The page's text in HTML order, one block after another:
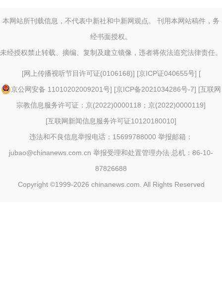
本网站所刊载信息，不代表中新社和中新网观点。 刊用本网站稿件，务
经书面授权。
未经授权禁止转载、摘编、复制及建立镜像，违者将依法追究法律责任。
[网上传播视听节目许可证(0106168)] [京ICP证040655号] [
京公网安备 11010202009201号] [京ICP备2021034286号-7] [互联网
宗教信息服务许可证：京(2022)0000118；京(2022)0000119]
[互联网新闻信息服务许可证10120180010]
违法和不良信息举报电话：15699788000 举报邮箱：
jubao@chinanews.com.cn 举报受理和处置管理办法 总机：86-10-
87826688
Copyright ©1999-2026 chinanews.com. All Rights Reserved